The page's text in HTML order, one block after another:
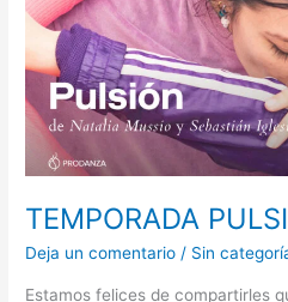
TEMPORADA
Deja un comentario / Sin
Estamos felices de compartirles